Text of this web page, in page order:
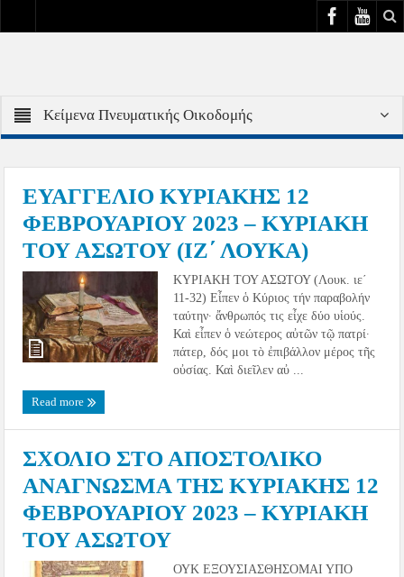
Κείμενα Πνευματικής Οικοδομής
ΕΥΑΓΓΕΛΙΟ ΚΥΡΙΑΚΗΣ 12
ΦΕΒΡΟΥΑΡΙΟΥ 2023 – ΚΥΡΙΑΚΗ
ΤΟΥ ΑΣΩΤΟΥ (ΙΖ΄ ΛΟΥΚΑ)
ΚΥΡΙΑΚΗ ΤΟΥ ΑΣΩΤΟΥ (Λουκ. ιε´
11-32) Εἶπεν ὁ Κύριος τήν παραβολήν
ταύτην· ἄνθρωπός τις εἶχε δύο υἱούς.
Καὶ εἶπεν ὁ νεώτερος αὐτῶν τῷ πατρί·
πάτερ, δός μοι τὸ ἐπιβάλλον μέρος τῆς
οὐσίας. Καὶ διεῖλεν αὐ ...
Read more
ΣΧΟΛΙΟ ΣΤΟ ΑΠΟΣΤΟΛΙΚΟ
ΑΝΑΓΝΩΣΜΑ ΤΗΣ ΚΥΡΙΑΚΗΣ 12
ΦΕΒΡΟΥΑΡΙΟΥ 2023 – ΚΥΡΙΑΚΗ
ΤΟΥ ΑΣΩΤΟΥ
ΟΥΚ ΕΞΟΥΣΙΑΣΘΗΣΟΜΑΙ ΥΠΟ